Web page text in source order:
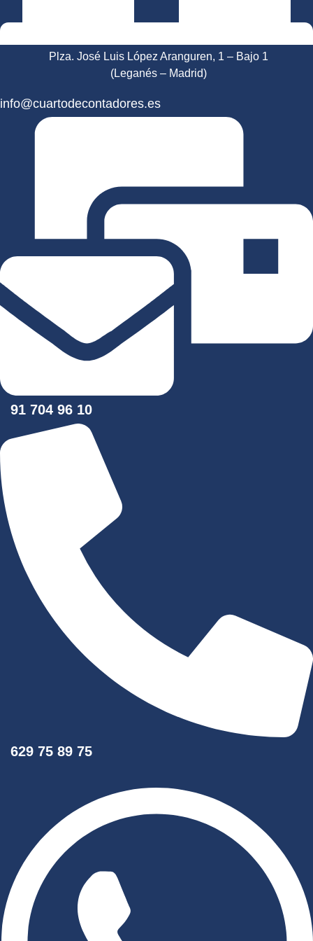
Plza. José Luis López Aranguren, 1 – Bajo 1
(Leganés – Madrid)
info@cuartodecontadores.es
91 704 96 10
629 75 89 75